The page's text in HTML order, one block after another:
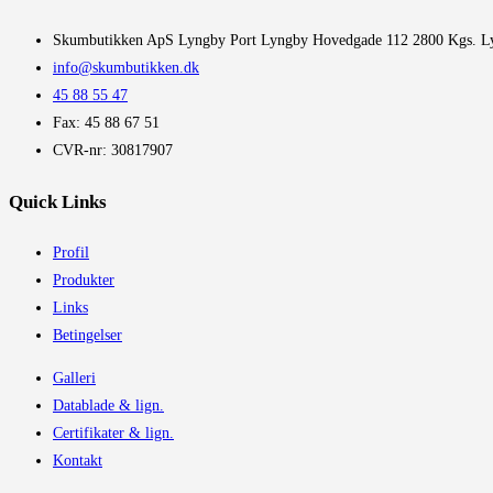
​Skumbutikken ApS Lyngby Port Lyngby Hovedgade 112 2800 Kgs.
info@skumbutikken.dk
45 88 55 47
Fax: 45 88 67 51
CVR-nr: 30817907
Quick Links
Profil
Produkter
Links
Betingelser
Galleri
Datablade & lign.
Certifikater & lign.
Kontakt